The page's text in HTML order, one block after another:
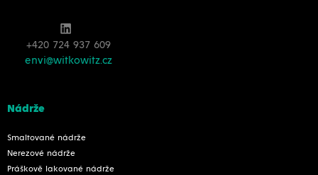
+420 724 937 609
envi@witkowitz.cz
Nádrže
Smaltované nádrže
Nerezové nádrže
Práškově lakované nádrže